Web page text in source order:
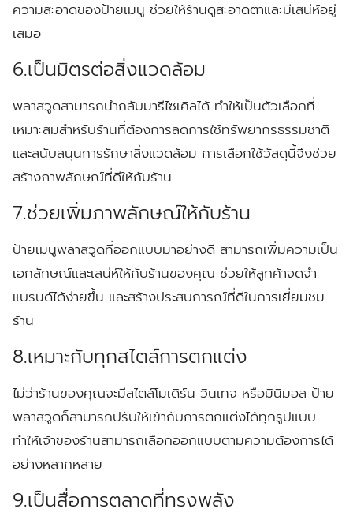
ความสะอาดของป้ายเมนู ช่วยให้ร้านดูสะอาดตาและมีเสน่ห์อยู่
เสมอ
6.เป็นมิตรต่อสิ่งแวดล้อม
พลาสวูดสามารถนำกลับมารีไซเคิลได้ ทำให้เป็นตัวเลือกที่
เหมาะสมสำหรับร้านที่ต้องการลดการใช้ทรัพยากรธรรมชาติ
และสนับสนุนการรักษาสิ่งแวดล้อม การเลือกใช้วัสดุนี้จึงช่วย
สร้างภาพลักษณ์ที่ดีให้กับร้าน
7.ช่วยเพิ่มภาพลักษณ์ให้กับร้าน
ป้ายเมนูพลาสวูดที่ออกแบบมาอย่างดี สามารถเพิ่มความเป็น
เอกลักษณ์และเสน่ห์ให้กับร้านของคุณ ช่วยให้ลูกค้าจดจำ
แบรนด์ได้ง่ายขึ้น และสร้างประสบการณ์ที่ดีในการเยี่ยมชม
ร้าน
8.เหมาะกับทุกสไตล์การตกแต่ง
ไม่ว่าร้านของคุณจะมีสไตล์โมเดิร์น วินเทจ หรือมินิมอล ป้าย
พลาสวูดก็สามารถปรับให้เข้ากับการตกแต่งได้ทุกรูปแบบ
ทำให้เจ้าของร้านสามารถเลือกออกแบบตามความต้องการได้
อย่างหลากหลาย
9.เป็นสื่อการตลาดที่ทรงพลัง